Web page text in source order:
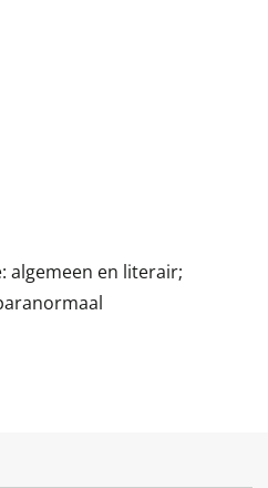
algemeen en literair;